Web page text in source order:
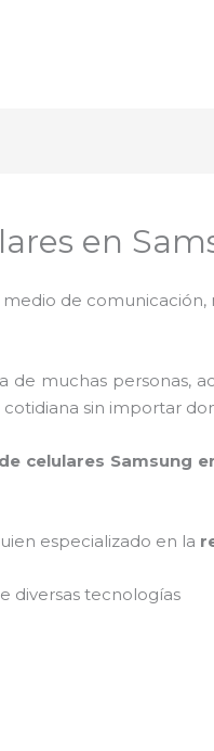
en
de
de muchas personas,
sin importar
celulares Samsung
especializado en la
diversas tecnologías